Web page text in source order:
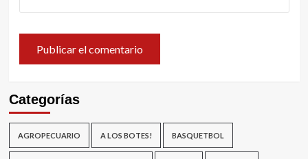
Categorías
AGROPECUARIO A LOS BOTES! BASQUETBOL